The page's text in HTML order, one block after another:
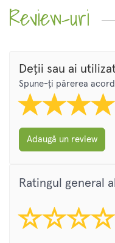
Review-uri
Deții sau ai
Spune-ți părerea
Adaugă un review
Ratingul general